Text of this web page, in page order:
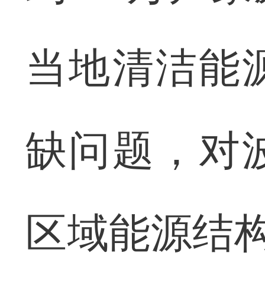
当地清洁能
缺问题，对
区域能源结